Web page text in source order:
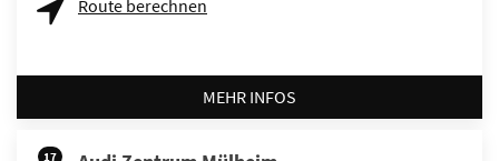
Route berechnen
MEHR INFOS
17